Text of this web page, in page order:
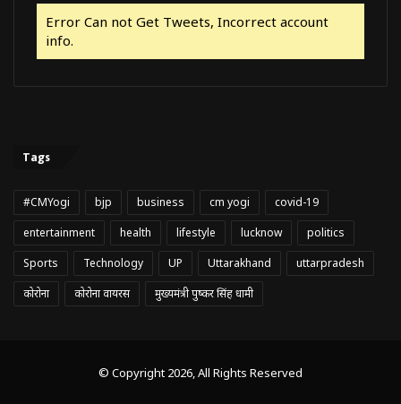
Error Can not Get Tweets, Incorrect account
info.
Tags
#CMYogi bjp business cm yogi
covid-19
entertainment
health lifestyle lucknow
politics
Sports
Technology UP Uttarakhand
uttarpradesh
कोरोना
कोरोना वायरस मुख्यमंत्री पुष्कर सिंह धामी
© Copyright 2026, All Rights Reserved